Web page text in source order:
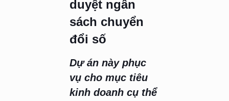
duyệt ngân
sách chuyển
đổi số
Dự án này phục
vụ cho mục tiêu
kinh doanh cụ thể